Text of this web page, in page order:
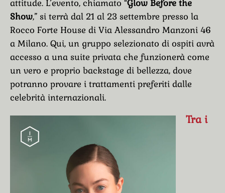
attitude. L’evento, chiamato “Glow Before the
Show,” si terrà dal 21 al 23 settembre presso la
Rocco Forte House di Via Alessandro Manzoni 46
a Milano. Qui, un gruppo selezionato di ospiti avrà
accesso a una suite privata che funzionerà come
un vero e proprio backstage di bellezza, dove
potranno provare i trattamenti preferiti dalle
celebrità internazionali.
Tra i